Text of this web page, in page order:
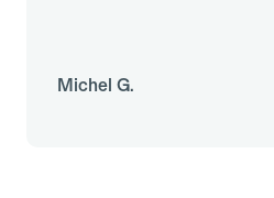
Michel G.